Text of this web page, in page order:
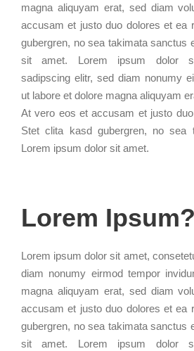
magna aliquyam erat, sed diam
accusam et justo duo dolores et ea
gubergren, no sea takimata sanctus
sit amet. Lorem ipsum dolor
sadipscing elitr, sed diam nonumy
ut labore et dolore magna aliquyam
At vero eos et accusam et justo
Stet clita kasd gubergren, no sea
Lorem ipsum dolor sit amet.
Lorem Ipsum?
Lorem ipsum dolor sit amet,
diam nonumy eirmod tempor
magna aliquyam erat, sed diam
accusam et justo duo dolores et ea
gubergren, no sea takimata sanctus
sit amet. Lorem ipsum dolor